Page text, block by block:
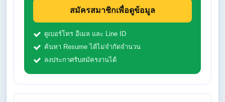
สมัครสมาชิกเพื่อดูข้อมูล
ดูเบอร์โทร อีเมล และ Line ID
ค้นหา Resume ได้ไม่จำกัดจำนวน
ลงประกาศรับสมัครงานได้